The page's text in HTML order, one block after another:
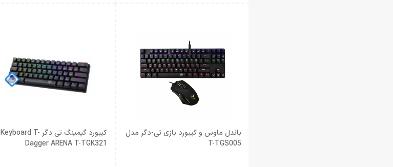
باندل ماوس و کیبورد بازی تی-دگر مدل
T-TGS005
کیبورد گیمینگ تی دگر Keyboard T-
Dagger ARENA T-TGK321